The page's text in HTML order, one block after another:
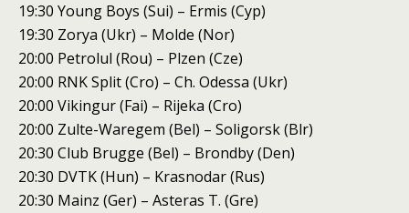
19:30 Young Boys (Sui) – Ermis (Cyp)
19:30 Zorya (Ukr) – Molde (Nor)
20:00 Petrolul (Rou) – Plzen (Cze)
20:00 RNK Split (Cro) – Ch. Odessa (Ukr)
20:00 Vikingur (Fai) – Rijeka (Cro)
20:00 Zulte-Waregem (Bel) – Soligorsk (Blr)
20:30 Club Brugge (Bel) – Brondby (Den)
20:30 DVTK (Hun) – Krasnodar (Rus)
20:30 Mainz (Ger) – Asteras T. (Gre)